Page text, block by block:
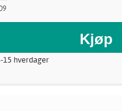
15 hverdager